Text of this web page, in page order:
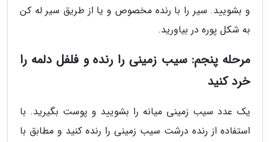
و بشویید. سیر را با رنده مخصوص و یا از طریق سیر له کن
به شکل پوره در بیاورید.
مرحله پنجم: سیب زمینی را رنده و فلفل دلمه را
خرد کنید
یک عدد سیب زمینی میانه را بشویید و پوست بگیرید. با
استفاده از رنده درشت سیب زمینی را رنده کنید و مطابق با